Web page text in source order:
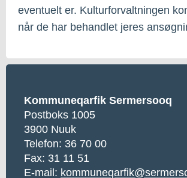
eventuelt er. Kulturforvaltningen
når de har behandlet jeres
Kommuneqarfik Sermersooq
Postboks 1005
3900 Nuuk
Telefon: 36 70 00
Fax: 31 11 51
E-mail: